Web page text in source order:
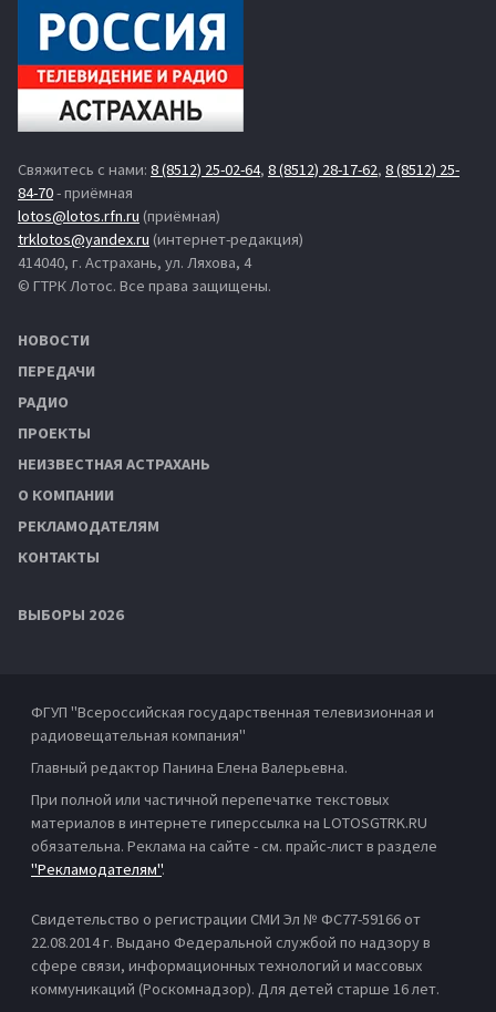
Свяжитесь с нами: 8 (8512) 25-02-64, 8 (8512) 28-17-62, 8 (8512) 25-
84-70- приёмная
lotos@lotos.rfn.ru (приёмная)
trklotos@yandex.ru (интернет-редакция)
414040, г. Астрахань, ул. Ляхова, 4
© ГТРК Лотос. Все права защищены.
НОВОСТИ
ПЕРЕДАЧИ
РАДИО
ПРОЕКТЫ
НЕИЗВЕСТНАЯ АСТРАХАНЬ
О КОМПАНИИ
РЕКЛАМОДАТЕЛЯМ
КОНТАКТЫ
ВЫБОРЫ 2026
ФГУП "Всероссийская государственная телевизионная и
радиовещательная компания"
Главный редактор Панина Елена Валерьевна.
При полной или частичной перепечатке текстовых
материалов в интернете гиперссылка на LOTOSGTRK.RU
обязательна. Реклама на сайте - см. прайс-лист в разделе
"Рекламодателям".
Свидетельство о регистрации СМИ Эл № ФС77-59166 от
22.08.2014 г. Выдано Федеральной службой по надзору в
сфере связи, информационных технологий и массовых
коммуникаций (Роскомнадзор). Для детей старше 16 лет.